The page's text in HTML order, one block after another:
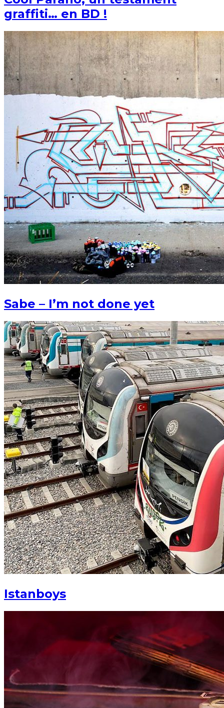
graffiti… en BD !
Sabe – I’m not done yet
Istanboys